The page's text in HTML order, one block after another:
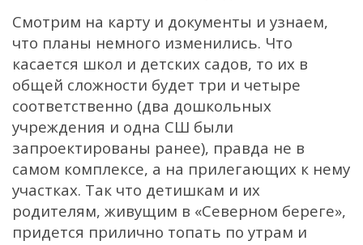
Смотрим на карту и документы и узнаем,
что планы немного изменились. Что
касается школ и детских садов, то их в
общей сложности будет три и четыре
соответственно (два дошкольных
учреждения и одна СШ были
запроектированы ранее), правда не в
самом комплексе, а на прилегающих к нему
участках. Так что детишкам и их
родителям, живущим в «Северном береге»,
придется прилично топать по утрам и